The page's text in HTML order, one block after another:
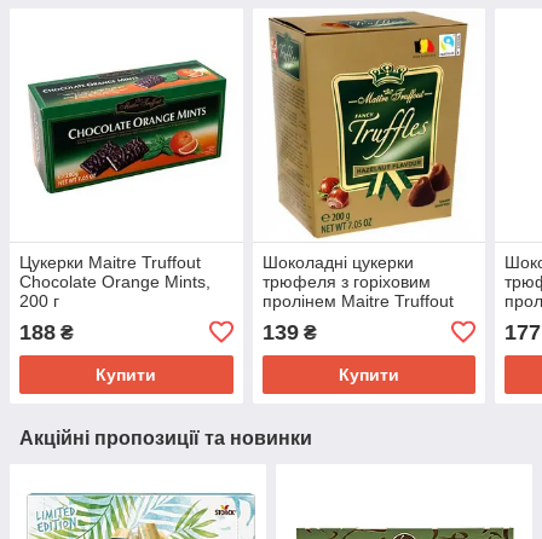
Цукерки Maitre Truffout
Chocolate Orange Mints,
200 г
188 ₴
Купити
Шоколадні цукерки
трюфеля з горіховим
пролінем Maitre Truffout
139₴
Купити
177
Акційні пропозиції та новинки